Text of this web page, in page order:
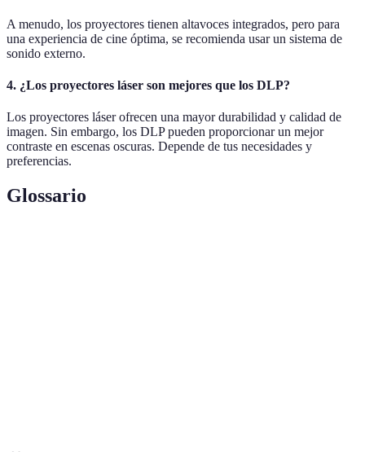
A menudo, los proyectores tienen altavoces integrados, pero para
una experiencia de cine óptima, se recomienda usar un sistema de
sonido externo.
4. ¿Los proyectores láser son mejores que los DLP?
Los proyectores láser ofrecen una mayor durabilidad y calidad de
imagen. Sin embargo, los DLP pueden proporcionar un mejor
contraste en escenas oscuras. Depende de tus necesidades y
preferencias.
Glossario